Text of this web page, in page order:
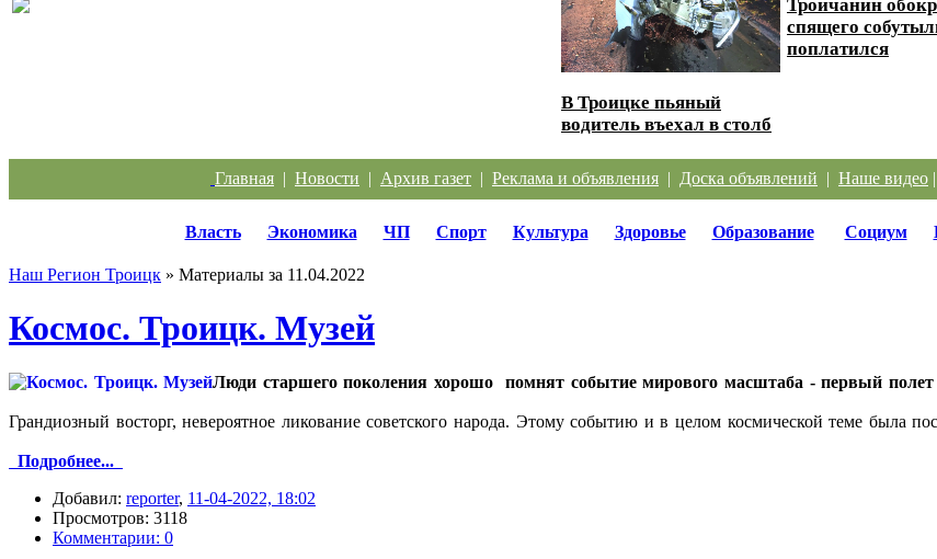
В Троицке пьяный
водитель въехал в столб
Троичанин
спящего
поплатился
Главная | Новости | Архив газет | Реклама и объявления | Доска объявлений | Наше видео |
Власть Экономика ЧП Спорт Культура Здоровье Образование Социум
Наш Регион Троицк » Материалы за 11.04.2022
Космос. Троицк. Музей
Люди старшего поколения хорошо помнят событие мирового масштаба - первый полет
Грандиозный восторг, невероятное ликование советского народа. Этому событию и в целом космической теме была
Подробнее...
Добавил: reporter, 11-04-2022, 18:02
Просмотров: 3118
Комментарии: 0